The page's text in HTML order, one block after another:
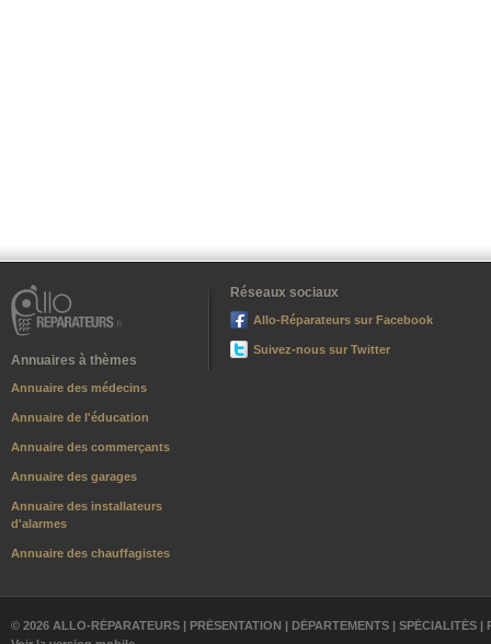
Annuaires à thèmes
Annuaire des médecins
Annuaire de l'éducation
Annuaire des commerçants
Annuaire des garages
Annuaire des installateurs
d'alarmes
Annuaire des chauffagistes
Réseaux sociaux
Allo-Réparateurs sur Facebook
Suivez-nous sur Twitter
© 2026 ALLO-RÉPARATEURS | PRÉSENTATION | DÉPARTEMENTS | SPÉCIALITÉS |